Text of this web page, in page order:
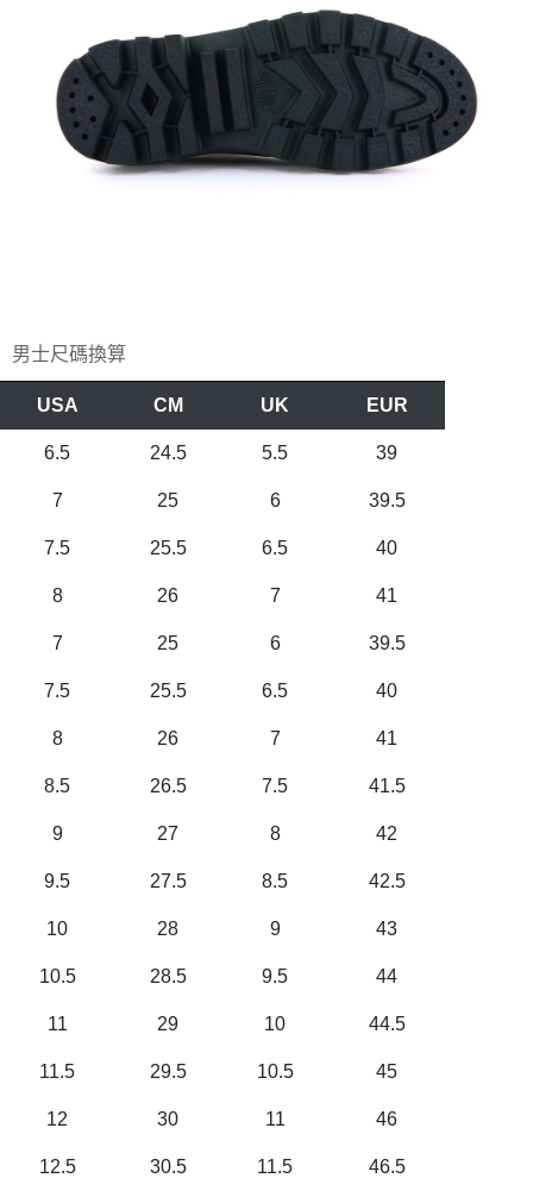
男士尺碼換算
USA CM UK EUR
6.5 24.5 5.5 39
7 25 6 39.5
7.5 25.5 6.5 40
8 26 7 41
7 25 6 39.5
7.5 25.5 6.5 40
8 26 7 41
8.5 26.5 7.5 41.5
9 27 8 42
9.5 27.5 8.5 42.5
10 28 9 43
10.5 28.5 9.5 44
11 29 10 44.5
11.5 29.5 10.5 45
12 30 11 46
12.5 30.5 11.5 46.5